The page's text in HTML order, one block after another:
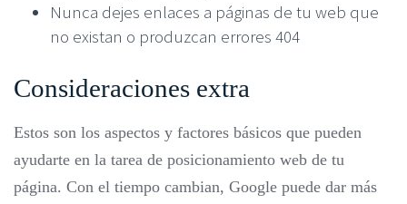
Nunca dejes enlaces a páginas de tu web que
no existan o produzcan errores 404
Consideraciones extra
Estos son los aspectos y factores básicos que pueden
ayudarte en la tarea de posicionamiento web de tu
página. Con el tiempo cambian, Google puede dar más